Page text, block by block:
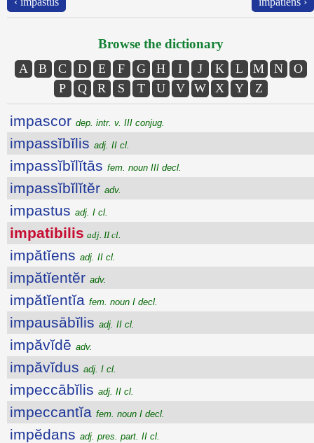
Browse the dictionary
A B C D E F G H I J K L M N
O
P
Q R S T U V W X Y Z
impascor dep. intr. v. III conjug.
impassĭbĭlis adj. II cl.
impassĭbĭlĭtās fem. noun III decl.
impassĭbĭlĭtĕr adv.
impastus adj. I cl.
impatibilis adj. II cl.
impătĭens adj. II cl.
impătĭentĕr adv.
impătĭentĭa fem. noun I decl.
impausābĭlis adj. II cl.
impăvĭdē adv.
impăvĭdus adj. I cl.
impeccābĭlis adj. II cl.
impeccantĭa fem. noun I decl.
impĕdans adj. pres. part. II cl.